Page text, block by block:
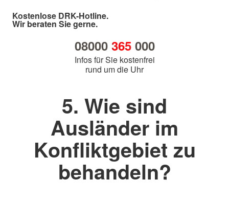
Kostenlose DRK-Hotline.
Wir beraten Sie gerne.
08000 365000
Infos für Sie kostenfrei
rund um die Uhr
5. Wie sind
Ausländer im
Konfliktgebiet zu
behandeln?